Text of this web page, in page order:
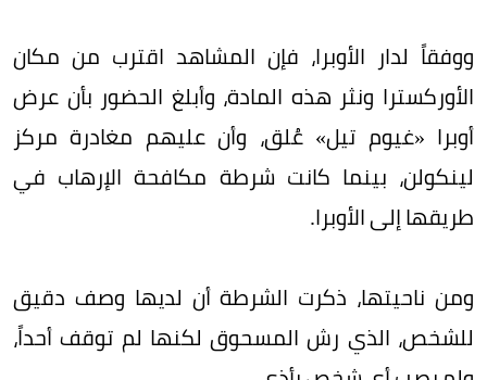
ووفقاً لدار الأوبرا، فإن المشاهد اقترب من مكان
الأوركسترا ونثر هذه المادة، وأبلغ الحضور بأن عرض
أوبرا «غيوم تيل» عُلق، وأن عليهم مغادرة مركز
لينكولن، بينما كانت شرطة مكافحة الإرهاب في
طريقها إلى الأوبرا.
ومن ناحيتها، ذكرت الشرطة أن لديها وصف دقيق
للشخص، الذي رش المسحوق لكنها لم توقف أحداً،